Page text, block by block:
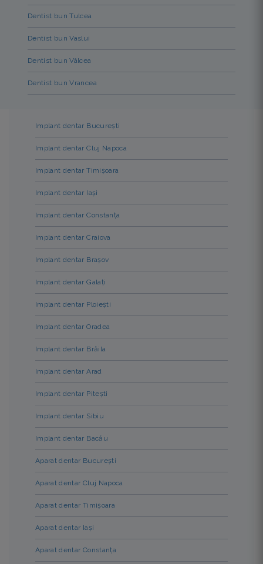
Dentist bun Tulcea
Dentist bun Vaslui
Dentist bun Vâlcea
Dentist bun Vrancea
Implant dentar București
Implant dentar Cluj Napoca
Implant dentar Timișoara
Implant dentar Iași
Implant dentar Constanța
Implant dentar Craiova
Implant dentar Brașov
Implant dentar Galați
Implant dentar Ploiești
Implant dentar Oradea
Implant dentar Brăila
Implant dentar Arad
Implant dentar Pitești
Implant dentar Sibiu
Implant dentar Bacău
Aparat dentar București
Aparat dentar Cluj Napoca
Aparat dentar Timișoara
Aparat dentar Iași
Aparat dentar Constanța